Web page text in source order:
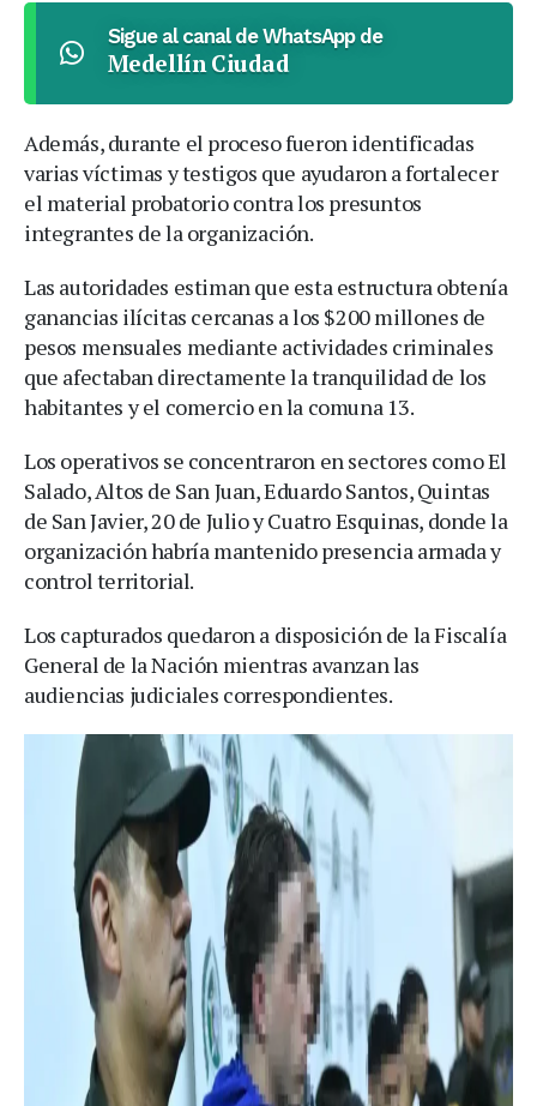
Sigue al canal de WhatsApp de
Medellín Ciudad
Además, durante el proceso fueron identificadas
varias víctimas y testigos que ayudaron a fortalecer
el material probatorio contra los presuntos
integrantes de la organización.
Las autoridades estiman que esta estructura obtenía
ganancias ilícitas cercanas a los $200 millones de
pesos mensuales mediante actividades criminales
que afectaban directamente la tranquilidad de los
habitantes y el comercio en la comuna 13.
Los operativos se concentraron en sectores como El
Salado, Altos de San Juan, Eduardo Santos, Quintas
de San Javier, 20 de Julio y Cuatro Esquinas, donde la
organización habría mantenido presencia armada y
control territorial.
Los capturados quedaron a disposición de la Fiscalía
General de la Nación mientras avanzan las
audiencias judiciales correspondientes.